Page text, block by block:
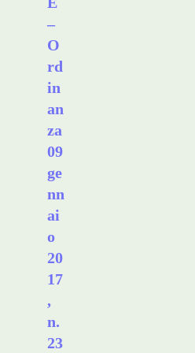
–
O
rd
in
an
za
09
ge
nn
ai
o
20
17
,
n.
23